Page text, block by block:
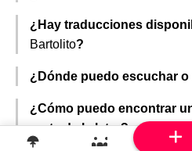
¿Hay traducciones
Bartolito?
¿Dónde puedo escuchar
¿Cómo puedo encontrar
parte de la letra?